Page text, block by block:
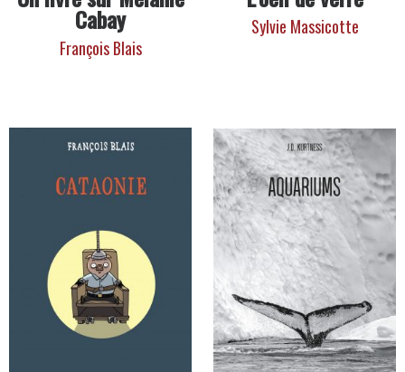
Cabay
François Blais
Sylvie Massicotte